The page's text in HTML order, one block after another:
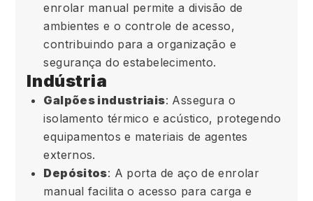
enrolar manual permite a divisão de
ambientes e o controle de acesso,
contribuindo para a organização e
segurança do estabelecimento.
Indústria
Galpões industriais: Assegura o
isolamento térmico e acústico, protegendo
equipamentos e materiais de agentes
externos.
Depósitos: A porta de aço de enrolar
manual facilita o acesso para carga e